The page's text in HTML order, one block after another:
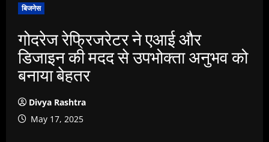
बिजनेस
गोदरेज रेफ्रिजरेटर ने एआई और
डिजाइन की मदद से उपभोक्ता अनुभव को
बनाया बेहतर
Divya Rashtra
May 17, 2025